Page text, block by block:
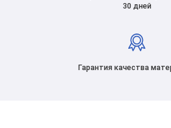
30 дней
Гарантия качества